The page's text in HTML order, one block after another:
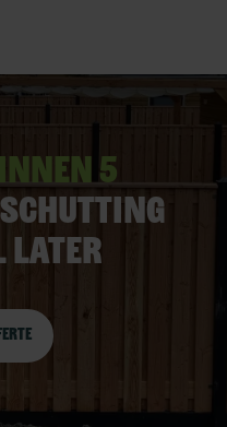
5
schutting
later